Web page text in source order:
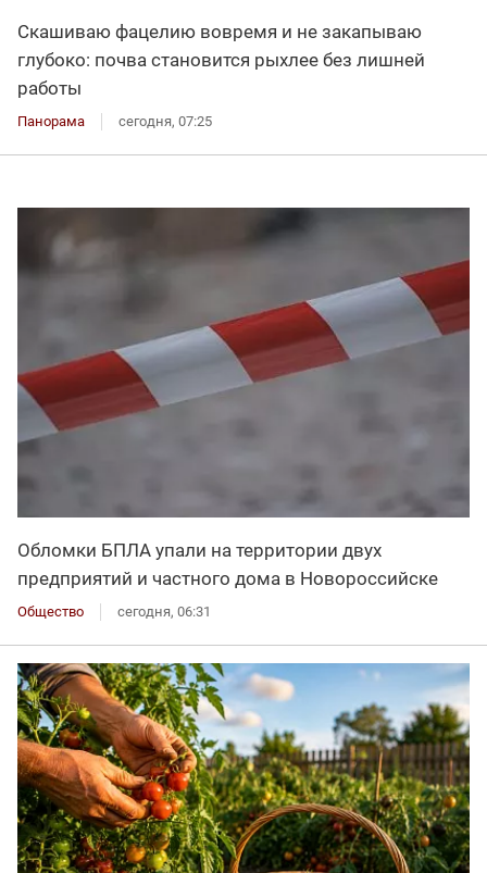
Скашиваю фацелию вовремя и не закапываю
глубоко: почва становится рыхлее без лишней
работы
Панорама сегодня, 07:25
Обломки БПЛА упали на территории двух
предприятий и частного дома в Новороссийске
Общество сегодня, 06:31